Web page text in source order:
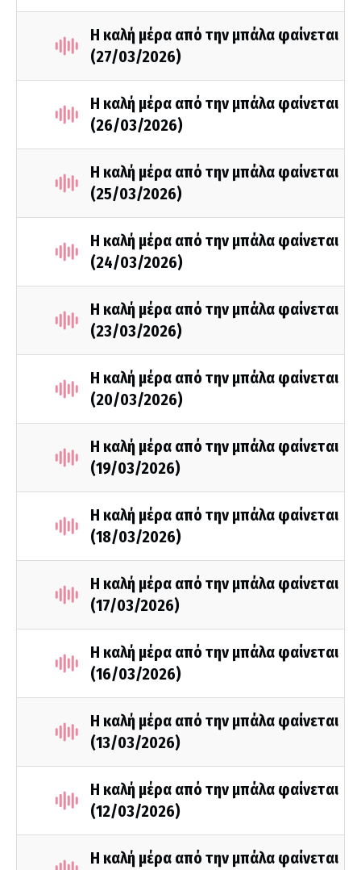
Η καλή μέρα από την μπάλα φαίνεται
(27/03/2026)
Η καλή μέρα από την μπάλα φαίνεται
(26/03/2026)
Η καλή μέρα από την μπάλα φαίνεται
(25/03/2026)
Η καλή μέρα από την μπάλα φαίνεται
(24/03/2026)
Η καλή μέρα από την μπάλα φαίνεται
(23/03/2026)
Η καλή μέρα από την μπάλα φαίνεται
(20/03/2026)
Η καλή μέρα από την μπάλα φαίνεται
(19/03/2026)
Η καλή μέρα από την μπάλα φαίνεται
(18/03/2026)
Η καλή μέρα από την μπάλα φαίνεται
(17/03/2026)
Η καλή μέρα από την μπάλα φαίνεται
(16/03/2026)
Η καλή μέρα από την μπάλα φαίνεται
(13/03/2026)
Η καλή μέρα από την μπάλα φαίνεται
(12/03/2026)
Η καλή μέρα από την μπάλα φαίνεται